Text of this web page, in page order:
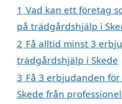
1 Vad kan ett företag
på trädgårdshjälp i
2 Få alltid minst 3
trädgårdshjälp i Skede
3 Få 3 erbjudanden
Skede från